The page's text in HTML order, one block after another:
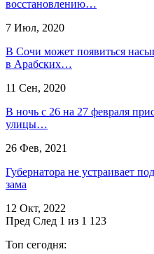
восстановлению…
7 Июл, 2020
В Сочи может появиться
в Арабских…
11 Сен, 2020
В ночь с 26 на 27 февраля
улицы…
26 Фев, 2021
Губернатора не устраивает
зама
12 Окт, 2022
Пред След 1 из 1 123
Топ сегодня: